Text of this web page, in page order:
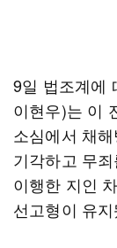
9일 법조계에
이현우)는 이
소심에서 채
기각하고 무
이행한 지인
선고형이 유